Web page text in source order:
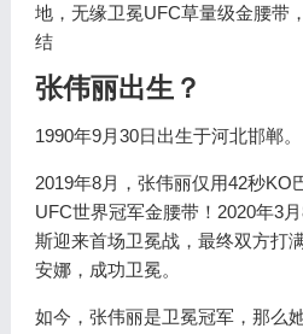
地，无缘卫冕UFC草量级金腰带
结
张伟丽出生？
1990年9月30日出生于河北邯郸。
2019年8月，张伟丽仅用42秒KO
UFC世界冠军金腰带！2020年3
斯迎来首场卫冕战，最终双方打
安娜，成功卫冕。
如今，张伟丽是卫冕冠军，那么